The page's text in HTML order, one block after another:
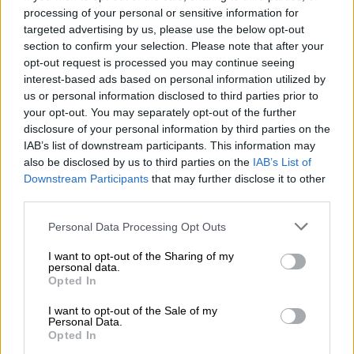
processing of your personal or sensitive information for
targeted advertising by us, please use the below opt-out
section to confirm your selection. Please note that after your
opt-out request is processed you may continue seeing
interest-based ads based on personal information utilized by
us or personal information disclosed to third parties prior to
your opt-out. You may separately opt-out of the further
disclosure of your personal information by third parties on the
IAB’s list of downstream participants. This information may
also be disclosed by us to third parties on the IAB’s List of
Downstream Participants that may further disclose it to other
Please note that this website/app uses one or more Google
not limited to your visit or usage behaviour. You may click to
grant or deny consent to Google and its third-party tags to
use your data for below specified purposes in below Google
consent section.
Personal Data Processing Opt Outs
I want to opt-out of the Sharing of my
personal data.
Opted In
I want to opt-out of the Sale of my
Personal Data.
Opted In
καταγγέλλουσα αναφέρει: «Για αρχή είχα πάει
και είχα αναφέρει το συμβάν, ότι έχω μια
κακοποιητική σχέση. Ότι αφού είχα
απομακρυνθεί από αυτόν τον άνθρωπο,
ερχόταν στη δουλειά μου, με έβρισκε, είχαμε
σκηνικά, άσχημα σκηνικά και μπροστά σε
πολύ κόσμο. Μου είπανε ότι: «Δεν βλέπουμε
να σας έχει χτυπήσει. Απλά δέχεστε απειλές
για τη ζωή σας.Εμείς θα το καταγράψουμε»
Έφυγα.
Η ίδια ένιωσε πως έκανε αυτό που έπρεπε.
«Στην αρχή δεν μου είπαν κάτι, όχι δεν με
πιστέψανε, το πέρασαν σαν καπρίτσιο, ότι
καταγγείλω κάτι για να το κάνω
εκδικητικά